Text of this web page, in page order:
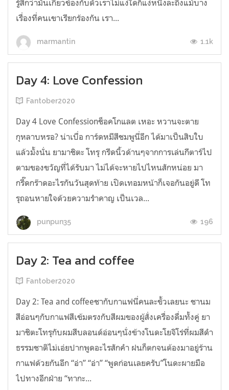
รู้สึกว่ามันเกี่ยวข้องกับตัวเราไม่แง่ใดก็แง่หนึ่งละถึงแม้บาง
เรื่องที่คนเขาเรียกร้องกัน เรา...
marmantin 1.1k
Day 4: Love Confession
Fantober2020
Day 4 Love Confessionช็อคโกแลต เหอะ หวานจะตาย
กุหลาบหรอ? น่าเบื่อ การ์ดหมีสีชมพูนี่อีก ได้มาเป็นสิบใบ
แล้วมั้งนั่น ยามาชิตะ โทรุ กรีดนิ้วด้านๆจากการเล่นกีตาร์ไป
ตามของขวัญที่ได้รับมา ไม่ได้จะหายไปไหนสักหน่อย มา
กรี๊ดกร๊าดอะไรกันวันสุดท้าย เปิดเทอมหน้าก็เจอกันอยู่ดี โท
รุถอนหายใจด้วยความรำคาญ เป็นเวล...
punpun35 196
Day 2: Tea and coffee
Fantober2020
Day 2: Tea and coffeeชากับกาแฟนี่คนละขั้วเลยนะ ชานม
สีอ่อนๆกับกาแฟสีเข้มตรงกับสีผมของผู้สั่งเครื่องดื่มทั้งคู่ ยา
มาชิตะโทรุกับผมสีบลอนด์อ่อนๆนั่งข้างโนดะโยจิโร่ที่ผมสีดำ
ธรรมชาติไม่เอ่ยปากพูดอะไรสักคำ ฝนก็ตกจนต้องมาอยู่ร้าน
กาแฟด้วยกันอีก “อ่า” “อ่า” “พูดก่อนเลยครับ”โนดะผายมือ
ไปทางอีกฝ่าย “ทากะ...